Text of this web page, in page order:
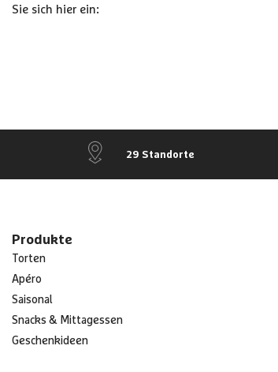
Sie sich hier ein:
29 Standorte
Produkte
Torten
Apéro
Saisonal
Snacks & Mittagessen
Geschenkideen